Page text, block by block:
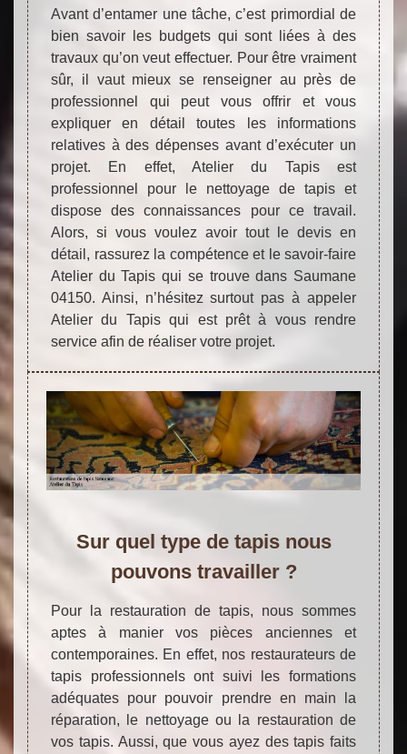
Avant d’entamer une tâche, c’est primordial de
bien savoir les budgets qui sont liées à des
travaux qu’on veut effectuer. Pour être vraiment
sûr, il vaut mieux se renseigner au près de
professionnel qui peut vous offrir et vous
expliquer en détail toutes les informations
relatives à des dépenses avant d’exécuter un
projet. En effet, Atelier du Tapis est
professionnel pour le nettoyage de tapis et
dispose des connaissances pour ce travail.
Alors, si vous voulez avoir tout le devis en
détail, rassurez la compétence et le savoir-faire
Atelier du Tapis qui se trouve dans Saumane
04150. Ainsi, n’hésitez surtout pas à appeler
Atelier du Tapis qui est prêt à vous rendre
service afin de réaliser votre projet.
Sur quel type de tapis nous
pouvons travailler ?
Pour la restauration de tapis, nous sommes
aptes à manier vos pièces anciennes et
contemporaines. En effet, nos restaurateurs de
tapis professionnels ont suivi les formations
adéquates pour pouvoir prendre en main la
réparation, le nettoyage ou la restauration de
vos tapis. Aussi, que vous ayez des tapis faits